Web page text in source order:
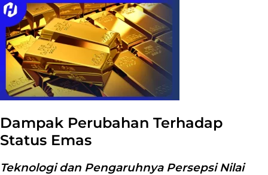
Dampak Perubahan Terhadap
Status Emas
Teknologi dan Pengaruhnya Persepsi Nilai